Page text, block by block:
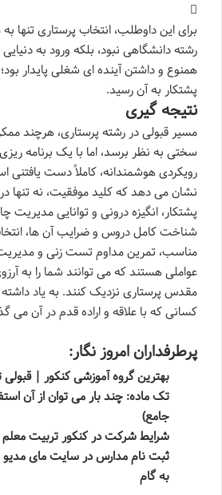
برای این داوطلب، انتخاب پرستاری تنها
رشته دانشگاهی نبود، بلکه ورود به
همنوع و داشتن آینده ای شغلی پایدار
پشتکار به آن رسید.
نتیجه گیری
مسیر قبولی در رشته پرستاری، هرچند
سختی به نظر برسد، اما با یک برنامه
رویکردی هوشمندانه، کاملاً دست
نشان می دهد که کلید موفقیت، نه تنها در
پشتکار، انگیزه درونی و توانایی
شناخت کامل دروس و ضرایب آن ها،
مناسب، تمرین مداوم تست زنی و
عواملی هستند که می توانند شما را به
مقدس پرستاری نزدیک کنند. به یاد داشته
کسانی که با علاقه و اراده قدم در آن می
پرطرفداران امروز نگار:
بهترین گروه آموزشی کنکور | قبولی
تک ماده: چند بار می توان از آن
جامع)
شرایط شرکت در کنکور تربیت معلم 1404: راهنمای جامع
ثبت نام مدارس در سایت مای مدیو
به گام